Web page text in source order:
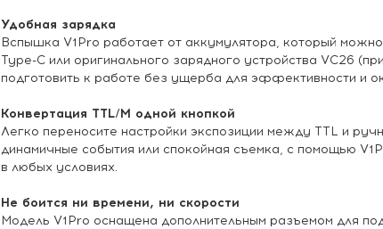
Удобная зарядка
Вспышка V1Pro работает от аккумулятора, который
Type-C или оригинального зарядного устройства VC26
подготовить к работе без ущерба для эффективности и
Конвертация TTL/M одной кнопкой
Легко переносите настройки экспозиции между TTL и
динамичные события или спокойная съемка, с помощью
в любых условиях.
Не боится ни времени, ни скорости
Модель V1Pro оснащена дополнительным разъемом для